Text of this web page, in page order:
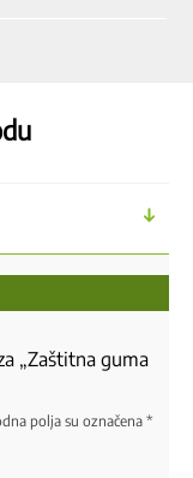
„Zaštitna guma
polja su označena *